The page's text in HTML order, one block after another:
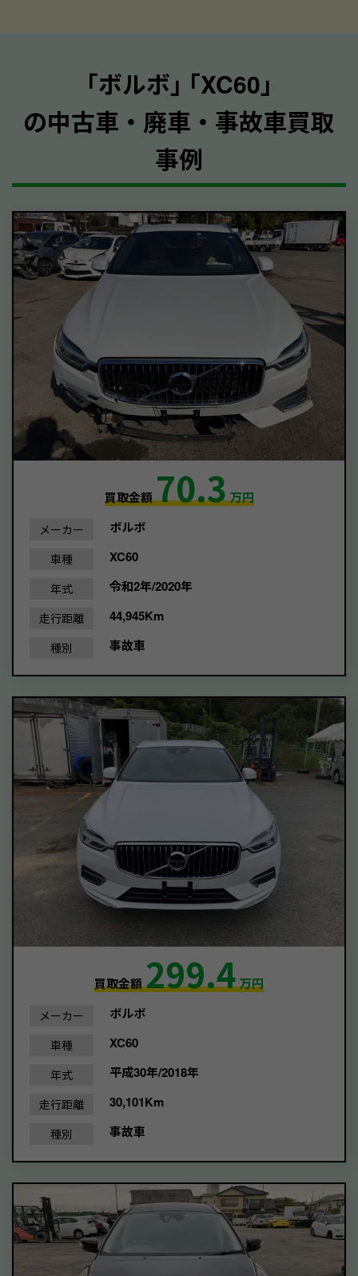
｢ボルボ｣ ｢XC60｣
の中古車・廃車・事故車買取
事例
買取金額70.3万円
メーカー ボルボ
車種 XC60
年式 令和2年/2020年
走行距離 44,945Km
種別 事故車
買取金額299.4万円
メーカー ボルボ
車種 XC60
年式 平成30年/2018年
走行距離 30,101Km
種別 事故車